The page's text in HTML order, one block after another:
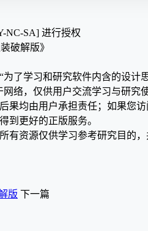
NC-SA] 进行授权
破解版》
了学习和研究软件内含的设
络，仅供用户交流学习与研
果均由用户承担责任；如果您
到更好的正版服务。
有资源仅供学习参考研究目的
版 下一篇